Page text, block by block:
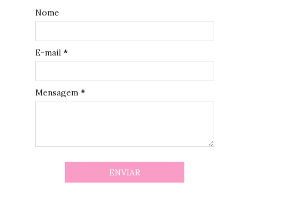
Nome
E-mail *
Mensagem *